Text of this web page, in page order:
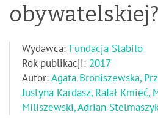
obywatelskiej?
Wydawca: Fundacja Stabilo
Rok publikacji: 2017
Autor: Agata Broniszewska,
Justyna Kardasz, Rafał
Miliszewski, Adrian